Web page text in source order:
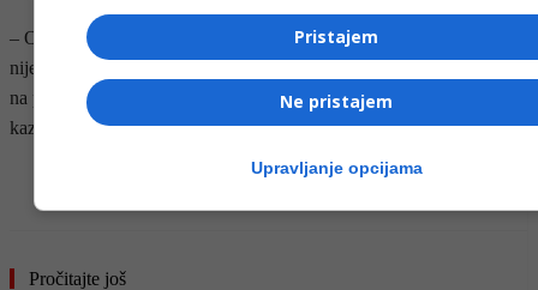
– Ovaj projekat je stajao u ladici u Briselu dvije i po godine, niko se
nije raspitao za njega. Nadam se da će biti uspješan i da ćemo već
na proljeće uvesti firme koje će ovu jako bitnu aktivnost sprovesti –
kazao je Forto.
- OGLAS -
Pročitajte još
Pristajem
Ne pristajem
Upravljanje opcijama